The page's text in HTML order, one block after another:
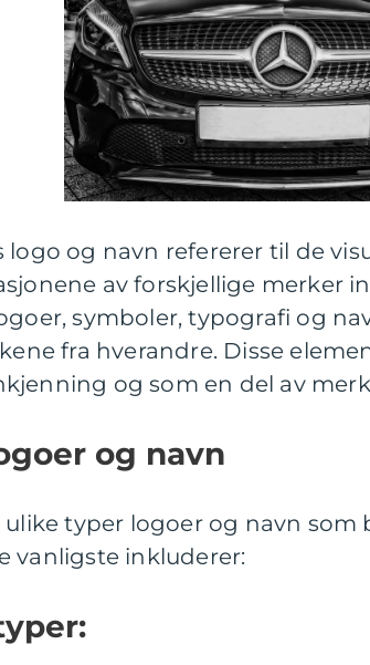
logo og navn refererer til de
av forskjellige merker
symboler, typografi og
fra hverandre. Disse
og som en del av
og navn
typer logoer og navn som
vanligste inkluderer: